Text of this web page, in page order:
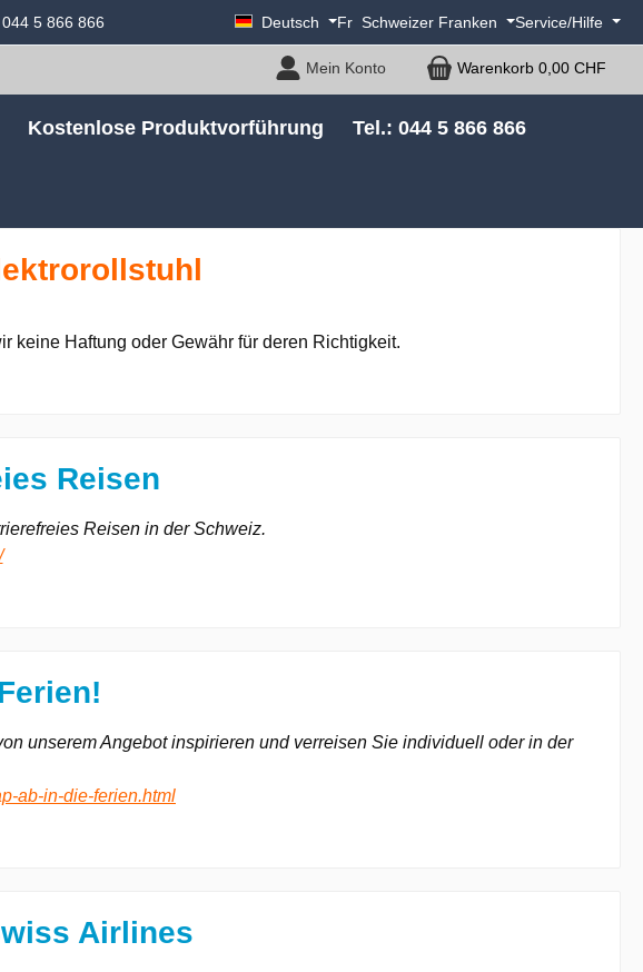
5 866 866 Deutsch Fr Schweizer Franken Service/Hilfe
Mein Konto Warenkorb 0,00 CHF
Kostenlose Produktvorführung Tel.: 044 5 866 866
keine Haftung oder Gewähr für deren Richtigkeit.
Reisen
Reisen in der Schweiz.
unserem Angebot inspirieren und verreisen Sie individuell oder in der
ab-in-die-ferien.html
Airlines